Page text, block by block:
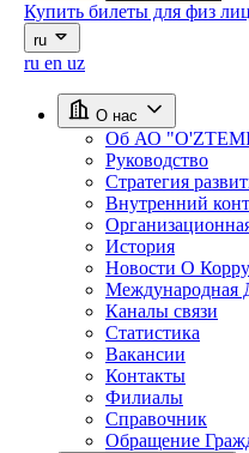
Купить билеты для физ лиц
ru
ru en uz
О нас
Об АО
Руководство
Стратегия
Внутренний
История
Новости О
Международная
Каналы связи
Статистика
Вакансии
Контакты
Филиалы
Справочник
Обращение